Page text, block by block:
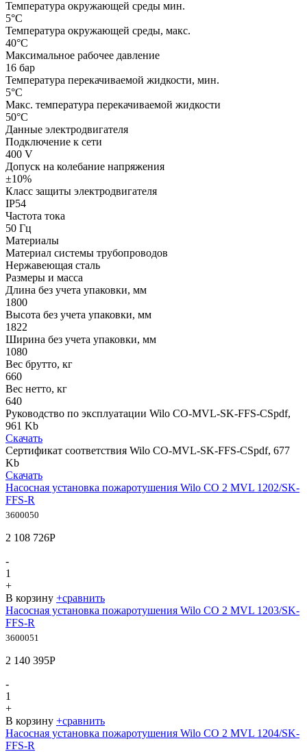
Температура окружающей среды мин.
5°C
Температура окружающей среды, макс.
40°C
Максимальное рабочее давление
16 бар
Температура перекачиваемой жидкости, мин.
5°C
Макс. температура перекачиваемой жидкости
50°C
Данные электродвигателя
Подключение к сети
400 V
Допуск на колебание напряжения
±10%
Класс защиты электродвигателя
IP54
Частота тока
50 Гц
Материалы
Материал системы трубопроводов
Нержавеющая сталь
Размеры и масса
Длина без учета упаковки, мм
1800
Высота без учета упаковки, мм
1822
Ширина без учета упаковки, мм
1080
Вес брутто, кг
660
Вес нетто, кг
640
Руководство по эксплуатации Wilo CO-MVL-SK-FFS-CSpdf,
961 Kb
Скачать
Сертификат соответствия Wilo CO-MVL-SK-FFS-CSpdf, 677
Kb
Скачать
Насосная установка пожаротушения Wilo CO 2 MVL 1202/SK-
FFS-R
3600050
2 108 726Р
-
1
+
В корзину +сравнить
Насосная установка пожаротушения Wilo CO 2 MVL 1203/SK-
FFS-R
3600051
2 140 395Р
-
1
+
В корзину +сравнить
Насосная установка пожаротушения Wilo CO 2 MVL 1204/SK-
FFS-R